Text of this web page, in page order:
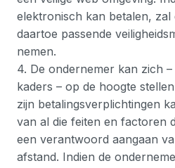
elektronisch kan betalen, zal
daartoe passende
nemen.
4. De ondernemer kan zich
kaders – op de hoogte
zijn betalingsverplichtingen
van al die feiten en factoren
een verantwoord aangaan
afstand. Indien de